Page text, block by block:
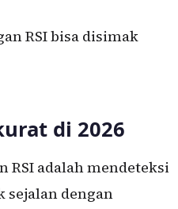
RSI bisa disimak
di 2026
RSI adalah mendeteksi
sejalan dengan